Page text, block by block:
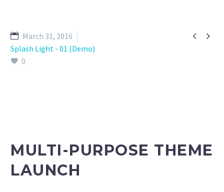
 
March 31, 2016
Splash Light - 01 (Demo)
0
MULTI-PURPOSE THEME
LAUNCH